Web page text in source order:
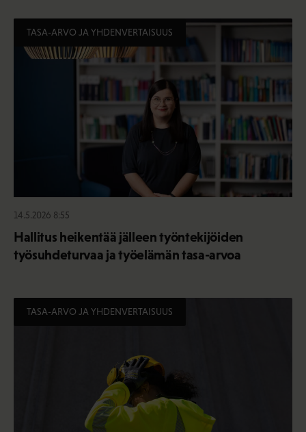
TASA-ARVO JA YHDENVERTAISUUS
14.5.2026 8:55
Hallitus heikentää jälleen työntekijöiden
työsuhdeturvaa ja työelämän tasa-arvoa
TASA-ARVO JA YHDENVERTAISUUS